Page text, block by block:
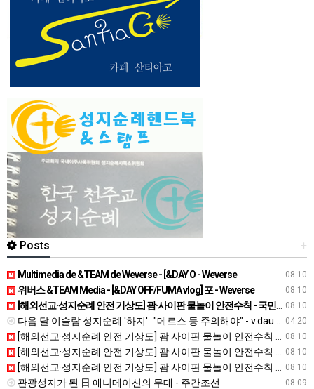
+
Posts
08.10
Multimedia de &TEAM de Weverse - [&DAY O - Weverse
08.10
위버스 &TEAM Media - [&DAY OFF/FUMA vlog] 포 - Weverse
08.10
[해외선교·성지순례 안전 기상도] 괌·사이판 물놀이 안전수칙 - 국민일보
04.20
다음 달 이슬람 성지순례 '하지'…"메르스 등 주의해야" - v.daum.net
08.10
[해외선교·성지순례 안전 기상도] 괌·사이판 물놀이 안전수칙 - 국민일보
08.10
[해외선교·성지순례 안전 기상도] 괌·사이판 물놀이 안전수칙 - 국민일보
08.10
[해외선교·성지순례 안전 기상도] 괌·사이판 물놀이 안전수칙 - 국민일보
08.09
관광성지가 된 日 애니메이션의 무대 - 주간조선